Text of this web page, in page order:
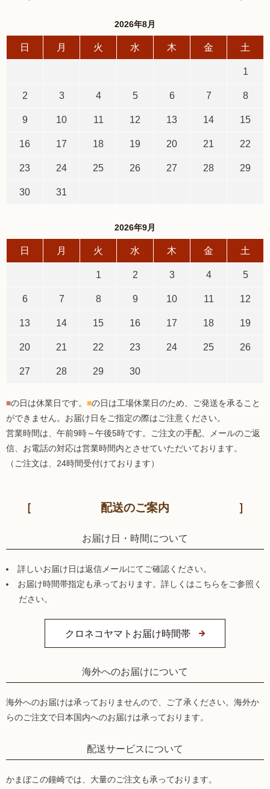
2026年8月
日 月 火 水 木 金 土
1
2 3 4 5 6 7 8
9 10 11 12 13 14 15
16 17 18 19 20 21 22
23 24 25 26 27 28 29
30 31
2026年9月
日 月 火 水 木 金 土
1 2 3 4 5
6 7 8 9 10 11 12
13 14 15 16 17 18 19
20 21 22 23 24 25 26
27 28 29 30
■の日は休業日です。 ■の日は工場休業日のため、ご発送を承ること
ができません。お届け日をご指定の際はご注意ください。
営業時間は、午前9時～午後5時です。ご注文の手配、メールのご返
信、お電話の対応は営業時間内とさせていただいております。
（ご注文は、24時間受付けております）
配送のご案内
お届け日・時間について
詳しいお届け日は返信メールにてご確認ください。
お届け時間帯指定も承っております。詳しくはこちらをご参照く
ださい。
クロネコヤマトお届け時間帯
海外へのお届けについて
海外へのお届けは承っておりませんので、ご了承ください。海外か
らのご注文で日本国内へのお届けは承っております。
配送サービスについて
かまぼこの鐘崎では、大量のご注文も承っております。